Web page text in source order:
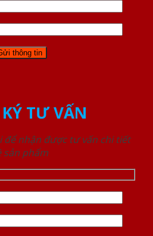
TƯ VẤN
để nhận được tư vấn chi tiết
sản phẩm